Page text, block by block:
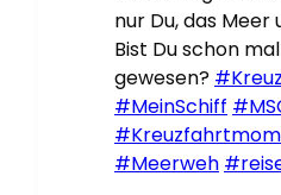
nur Du, das Meer
Bist Du schon
gewesen?
#MeinSchiff
#Meerweh